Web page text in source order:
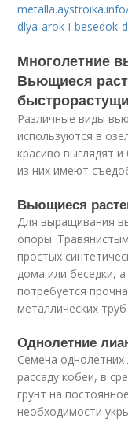
dlya-arok-i-besedok-
Многолетние
Вьющиеся
Различные виды
используются в
красиво выглядят
из них имеют
Вьющиеся
Для выращивания
опоры.
простых
дома или беседки,
потребуется
металлических
Однолетние
Семена
рассаду кобеи, в
грунт на
необходимости